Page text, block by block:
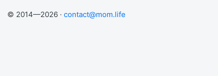
© 2014—2026 · contact@mom.life